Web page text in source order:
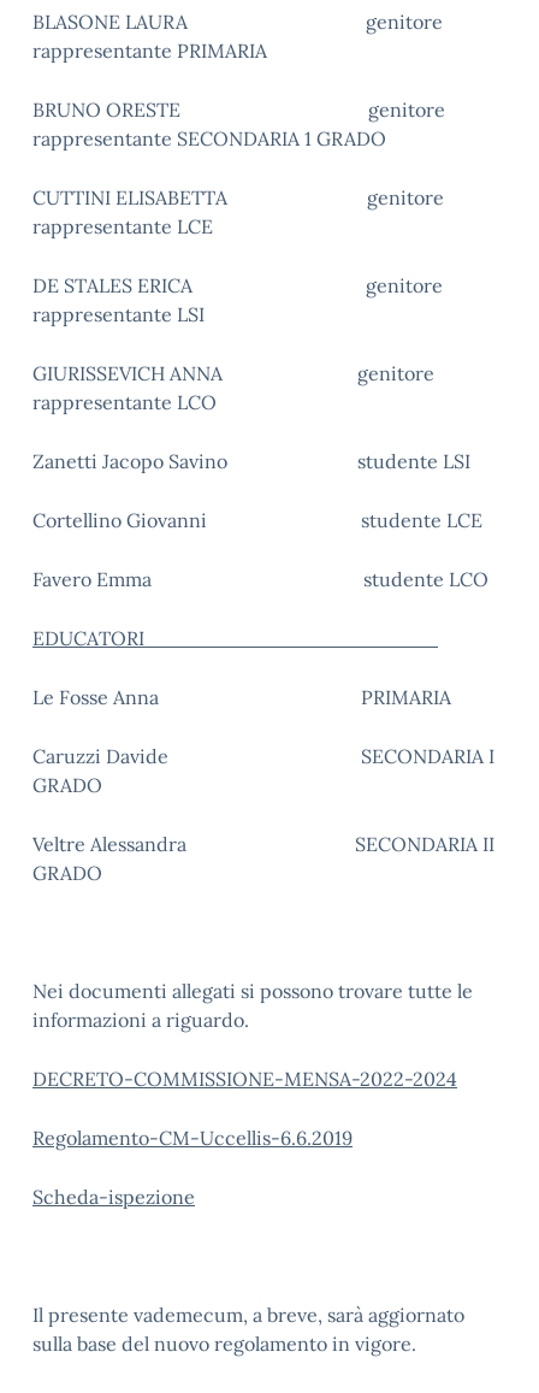
BLASONE LAURA genitore
rappresentante PRIMARIA
BRUNO ORESTE genitore
rappresentante SECONDARIA 1 GRADO
CUTTINI ELISABETTA genitore
rappresentante LCE
DE STALES ERICA genitore
rappresentante LSI
GIURISSEVICH ANNA genitore
rappresentante LCO
Zanetti Jacopo Savino studente LSI
Cortellino Giovanni studente LCE
Favero Emma studente LCO
EDUCATORI
Le Fosse Anna PRIMARIA
Caruzzi Davide SECONDARIA I
GRADO
Veltre Alessandra SECONDARIA II
GRADO
Nei documenti allegati si possono trovare tutte le
informazioni a riguardo.
DECRETO-COMMISSIONE-MENSA-2022-2024
Regolamento-CM-Uccellis-6.6.2019
Scheda-ispezione
Il presente vademecum, a breve, sarà aggiornato
sulla base del nuovo regolamento in vigore.